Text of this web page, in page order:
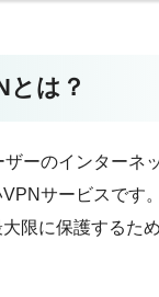
とは？
ーのインターネ
サービスです
限に保護するた